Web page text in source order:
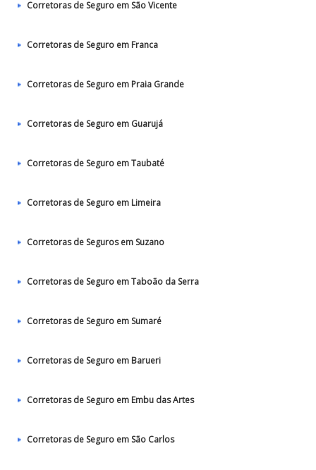
Corretoras de Seguro em São Vicente
Corretoras de Seguro em Franca
Corretoras de Seguro em Praia Grande
Corretoras de Seguro em Guarujá
Corretoras de Seguro em Taubaté‎
Corretoras de Seguro em Limeira
Corretoras de Seguros em Suzano
Corretoras de Seguro em Taboão da Serra
Corretoras de Seguro em Sumaré
Corretoras de Seguro em Barueri
Corretoras de Seguro em Embu das Artes
Corretoras de Seguro em São Carlos